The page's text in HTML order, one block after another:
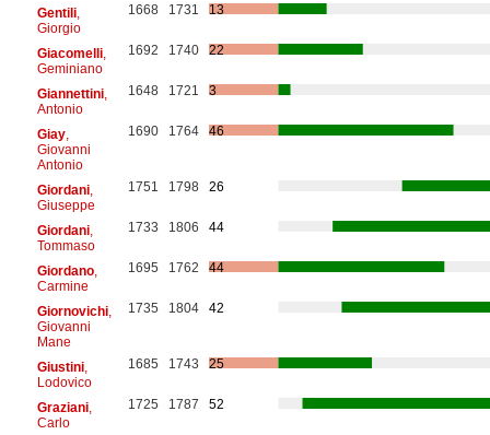
Gentili,
Giorgio
1668 1731 13
Giacomelli,
Geminiano
1692 1740 22
Giannettini,
Antonio
1648 1721 3
Giay,
Giovanni
Antonio
1690 1764 46
Giordani,
Giuseppe
1751 1798 26
Giordani,
Tommaso
1733 1806 44
Giordano,
Carmine
1695 1762 44
Giornovichi,
Giovanni
Mane
1735 1804 42
Giustini,
Lodovico
1685 1743 25
Graziani,
Carlo
1725 1787 52